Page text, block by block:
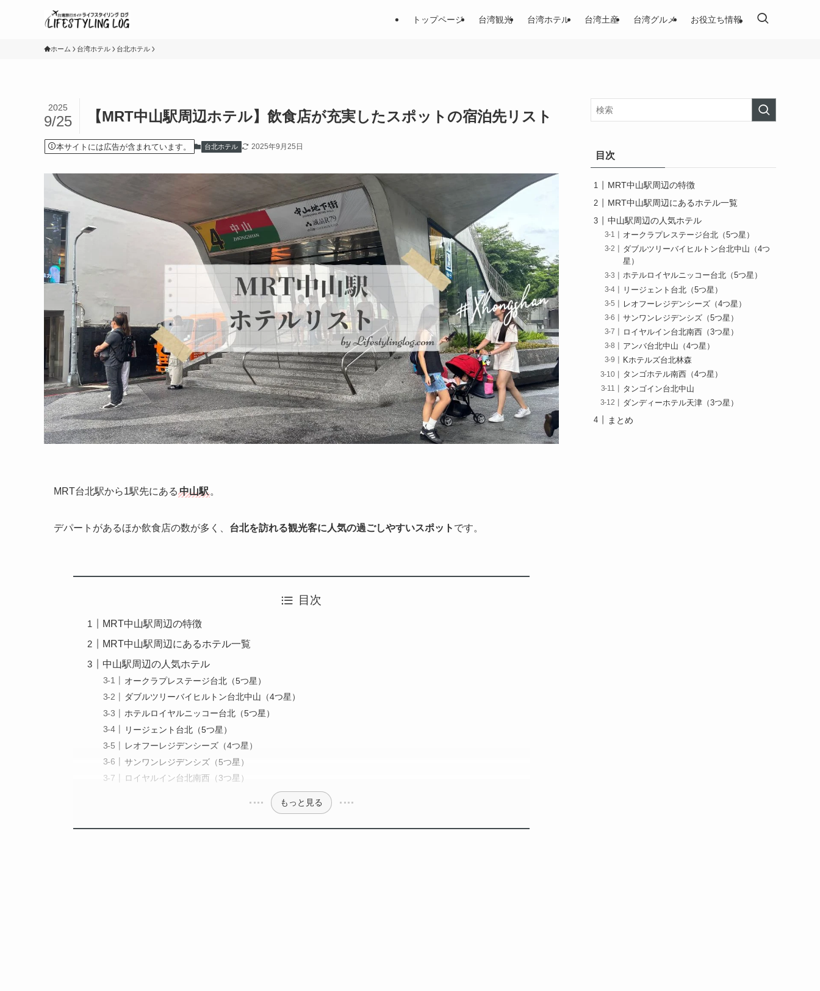
トップページ 台湾観光 台湾ホテル 台湾土産 台湾グルメ お役立ち情報
ホーム 台湾ホテル 台北ホテル
【MRT中山駅周辺ホテル】飲食店が充実したスポットの宿泊先リスト
2025
9/25
本サイトには広告が含まれています。 台北ホテル 2025年9月25日
MRT台北駅から1駅先にある 中山駅 。
デパートがあるほか飲食店の数が多く、 台北を訪れる観光客に人気の過ごしやすいスポット です。
目次
MRT中山駅周辺の特徴
MRT中山駅周辺にあるホテル一覧
中山駅周辺の人気ホテル
オークラプレステージ台北（5つ星）
ダブルツリーバイヒルトン台北中山（4つ星）
ホテルロイヤルニッコー台北（5つ星）
リージェント台北（5つ星）
レオフーレジデンシーズ（4つ星）
サンワンレジデンシズ（5つ星）
ロイヤルイン台北南西（3つ星）
もっと見る
目次
MRT中山駅周辺の特徴
MRT中山駅周辺にあるホテル一覧
中山駅周辺の人気ホテル
オークラプレステージ台北（5つ星）
ダブルツリーバイヒルトン台北中山（4つ
星）
ホテルロイヤルニッコー台北（5つ星）
リージェント台北（5つ星）
レオフーレジデンシーズ（4つ星）
サンワンレジデンシズ（5つ星）
ロイヤルイン台北南西（3つ星）
アンバ台北中山（4つ星）
Kホテルズ台北林森
タンゴホテル南西（4つ星）
タンゴイン台北中山
ダンディーホテル天津（3つ星）
まとめ